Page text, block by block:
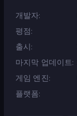
개발자
평점
출시
마지막 업데이트
게임 엔진
플랫폼